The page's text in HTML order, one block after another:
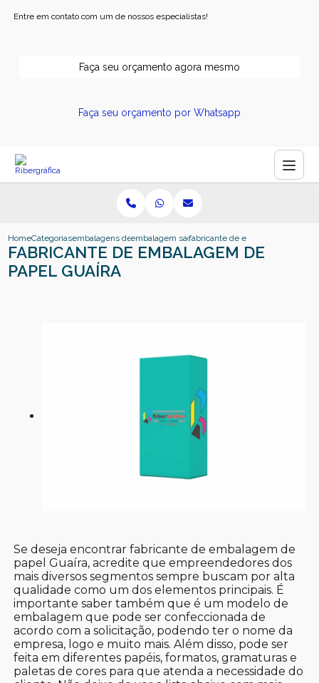
Entre em contato com um de nossos especialistas!
Faça seu orçamento agora mesmo
Faça seu orçamento por Whatsapp
HomeCategoriasembalagens de papelembalagem sacola de papelfabricante de embalagem de
FABRICANTE DE EMBALAGEM DE
PAPEL GUAÍRA
Se deseja encontrar fabricante de embalagem de
papel Guaíra, acredite que empreendedores dos
mais diversos segmentos sempre buscam por alta
qualidade como um dos elementos principais. É
importante saber também que é um modelo de
embalagem que pode ser confeccionada de
acordo com a solicitação, podendo ter o nome da
empresa, logo e muito mais. Além disso, pode ser
feita em diferentes papéis, formatos, gramaturas e
paletas de cores para que atenda a necessidade do